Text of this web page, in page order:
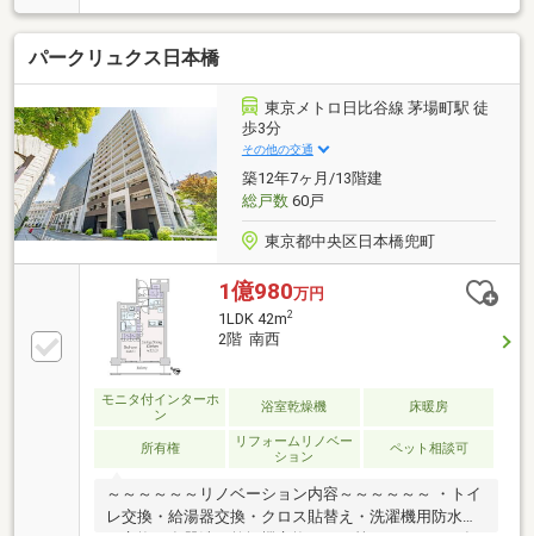
ス 窓の一部を除く）24時間低風量換気システム追焚
機能付給湯器フルオートバス浴室換気乾燥機ＴＥＳ式
床暖房（ＬＤ）カウンターキッチン（浄水器付）～交
通アクセス～・東京メトロ日比谷線・東西線「茅場
町」駅 徒歩2分・都営浅草線・東京メトロ銀座線・
東西線「日本橋」駅 徒歩3分・東京メトロ銀座線・
半蔵門線「三越前」駅 徒歩7分・JR山手線「東京」
駅 徒歩12分
パークリュクス日本橋
東京メトロ日比谷線 茅場町駅 徒
歩3分
その他の交通
築12年7ヶ月/13階建
総戸数60戸
東京都中央区日本橋兜町
1億980万円
1LDK 42m2
2階 南西
モニタ付インターホ
ン
浴室乾燥機 床暖房
所有権
リフォームリノベー
ション
ペット相談可
～～～～～～リノベーション内容～～～～～～ ・トイ
レ交換・給湯器交換・クロス貼替え・洗濯機用防水パ